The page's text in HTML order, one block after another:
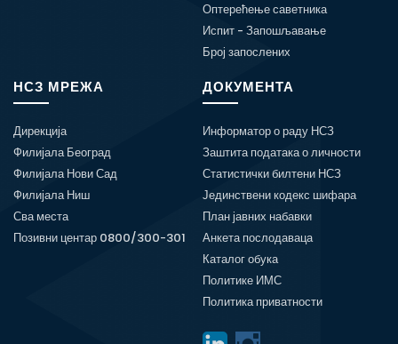
Оптерећење саветника
Испит - Запошљавање
Број запослених
НСЗ МРЕЖА
Дирекција
Филијала Београд
Филијала Нови Сад
Филијала Ниш
Сва места
Позивни центар 0800/300-301
ДОКУМЕНТА
Информатор о раду НСЗ
Заштита података о личности
Статистички билтени НСЗ
Јединствени кодекс шифара
План јавних набавки
Анкета послодаваца
Каталог обука
Политике ИМС
Политика приватности